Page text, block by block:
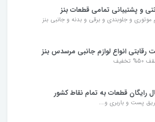
و پشتیبانی تمامی قطعات بنز
موتوری و جلوبندی و برقی و بدنه و جانبی بنز
رقابتی انواع لوازم جانبی مرسدس بنز
تخفیف
رایگان قطعات به تمام نقاط کشور
پست و باربری و....